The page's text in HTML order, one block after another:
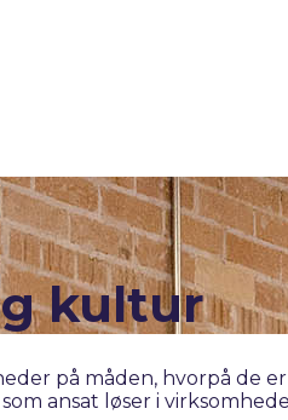
kultur
på måden, hvorpå de
ansat løser i